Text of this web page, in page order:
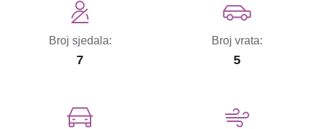
Broj sjedala:
7
Broj vrata:
5